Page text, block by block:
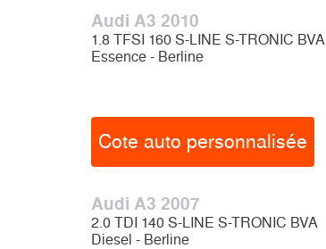
Audi A3 2010
1.8 TFSI 160 S-LINE S-TRONIC BVA
Essence - Berline
Cote auto personnalisée
Audi A3 2007
2.0 TDI 140 S-LINE S-TRONIC BVA
Diesel - Berline